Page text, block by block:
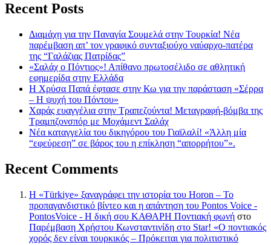
Recent Posts
Διαμάχη για την Παναγία Σουμελά στην Τουρκία! Νέα
παρέμβαση απ’ τον γραφικό συνταξιούχο ναύαρχο-πατέρα
της “Γαλάζιας Πατρίδας”
«Σαλάχ ο Πόντιος»! Απίθανο πρωτοσέλιδο σε αθλητική
εφημερίδα στην Ελλάδα
Η Χρύσα Παπά έφτασε στην Κω για την παράσταση «Σέρρα
– Η ψυχή του Πόντου»
Χαράς ευαγγέλια στην Τραπεζούντα! Μεταγραφή-βόμβα της
Τραμπζονσπόρ με Μοχάμεντ Σαλάχ
Νέα καταγγελία του δικηγόρου του Γιαϊλαλί! «Άλλη μία
“εφεύρεση” σε βάρος του η επίκληση “απορρήτου”».
Recent Comments
Η «Türkiye» ξαναγράφει την ιστορία του Horon – Το
προπαγανδιστικό βίντεο και η απάντηση του Pontos Voice -
PontosVoice - H δική σου ΚΑΘΑΡΗ Ποντιακή φωνή στο
Παρέμβαση Χρήστου Κωνσταντινίδη στο Star! «Ο ποντιακός
χορός δεν είναι τουρκικός – Πρόκειται για πολιτιστικό